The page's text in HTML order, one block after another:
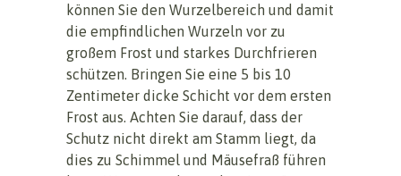
können Sie den Wurzelbereich und damit
die empfindlichen Wurzeln vor zu
großem Frost und starkes Durchfrieren
schützen. Bringen Sie eine 5 bis 10
Zentimeter dicke Schicht vor dem ersten
Frost aus. Achten Sie darauf, dass der
Schutz nicht direkt am Stamm liegt, da
dies zu Schimmel und Mäusefraß führen